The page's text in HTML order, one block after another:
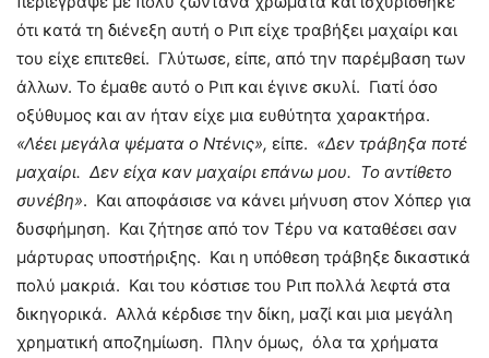
ότι κατά τη διένεξη αυτή ο Ριπ είχε τραβήξει μαχαίρι και
του είχε επιτεθεί. Γλύτωσε, είπε, από την παρέμβαση των
άλλων. Το έμαθε αυτό ο Ριπ και έγινε σκυλί. Γιατί όσο
οξύθυμος και αν ήταν είχε μια ευθύτητα χαρακτήρα.
«Λέει μεγάλα ψέματα ο Ντένις», είπε. «Δεν τράβηξα ποτέ
μαχαίρι. Δεν είχα καν μαχαίρι επάνω μου. Το αντίθετο
συνέβη». Και αποφάσισε να κάνει μήνυση στον Χόπερ για
δυσφήμηση. Και ζήτησε από τον Τέρυ να καταθέσει σαν
μάρτυρας υποστήριξης. Και η υπόθεση τράβηξε δικαστικά
πολύ μακριά. Και του κόστισε του Ριπ πολλά λεφτά στα
δικηγορικά. Αλλά κέρδισε την δίκη, μαζί και μια μεγάλη
χρηματική αποζημίωση. Πλην όμως, όλα τα χρήματα